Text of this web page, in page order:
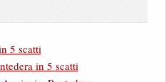
5 scatti
in 5 scatti